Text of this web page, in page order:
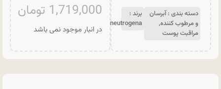
دسته بندی :آبرسان
و مرطوب کننده,
مراقبت پوست
برند :
neutrogena
1,719,000 تومان
در انبار موجود نمی باشد